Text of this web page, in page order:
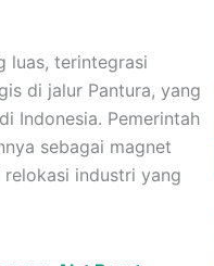
luas, terintegrasi
di jalur Pantura, yang
Indonesia. Pemerintah
sebagai magnet
industri yang